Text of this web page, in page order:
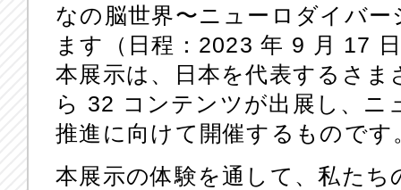
なの脳世界〜ニューロダイバ
ます（日程：2023 年 9 月 17
本展示は、日本を代表するさ
ら 32 コンテンツが出展し、ニ
推進に向けて開催するものです
本展示の体験を通して、私た